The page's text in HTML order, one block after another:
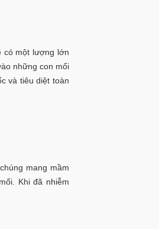
có một lượng lớn
những con mối
và tiêu diệt toàn
mang mầm
Khi đã nhiễm